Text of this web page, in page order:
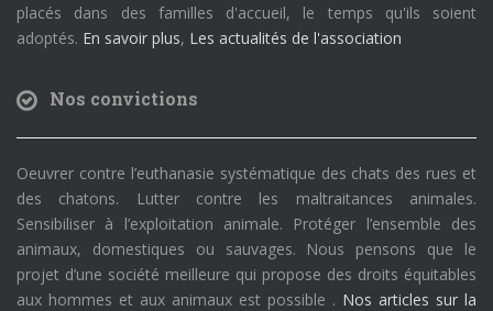
placés dans des familles d'accueil, le temps qu'ils soient
adoptés. En savoir plus, Les actualités de l'association
Nos convictions
Oeuvrer contre l’euthanasie systématique des chats des rues et
des chatons. Lutter contre les maltraitances animales.
Sensibiliser à l’exploitation animale. Protéger l’ensemble des
animaux, domestiques ou sauvages. Nous pensons que le
projet d’une société meilleure qui propose des droits équitables
aux hommes et aux animaux est possible . Nos articles sur la